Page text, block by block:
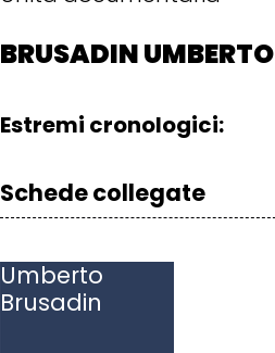
BRUSADIN UMBERTO
Estremi cronologici:
Schede collegate
Umberto
Brusadin